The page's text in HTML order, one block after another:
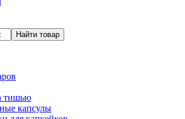
Найти товар
тишью
капсулы